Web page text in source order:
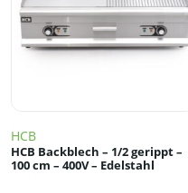
HCB
HCB Backblech – 1/2 gerippt –
100 cm – 400V – Edelstahl